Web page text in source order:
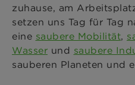
zuhause, am
setzen uns Tag für Tag
eine saubere Mobilität,
Wasser und saubere
sauberen Planeten und